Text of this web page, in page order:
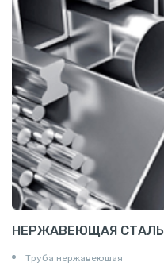
НЕРЖАВЕЮЩАЯ СТАЛЬ
Труба нержавеюшая